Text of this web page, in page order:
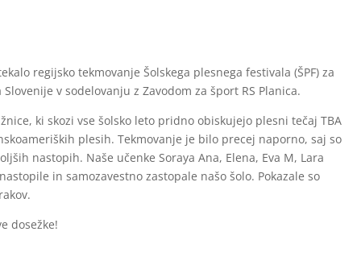
regijsko tekmovanje Šolskega plesnega festivala (ŠPF) za
Slovenije v sodelovanju z Zavodom za šport RS Planica.
ki skozi vse šolsko leto pridno obiskujejo plesni tečaj TBA
plesih. Tekmovanje je bilo precej naporno, saj so
nastopih. Naše učenke Soraya Ana, Elena, Eva M, Lara
in samozavestno zastopale našo šolo. Pokazale so
dosežke!